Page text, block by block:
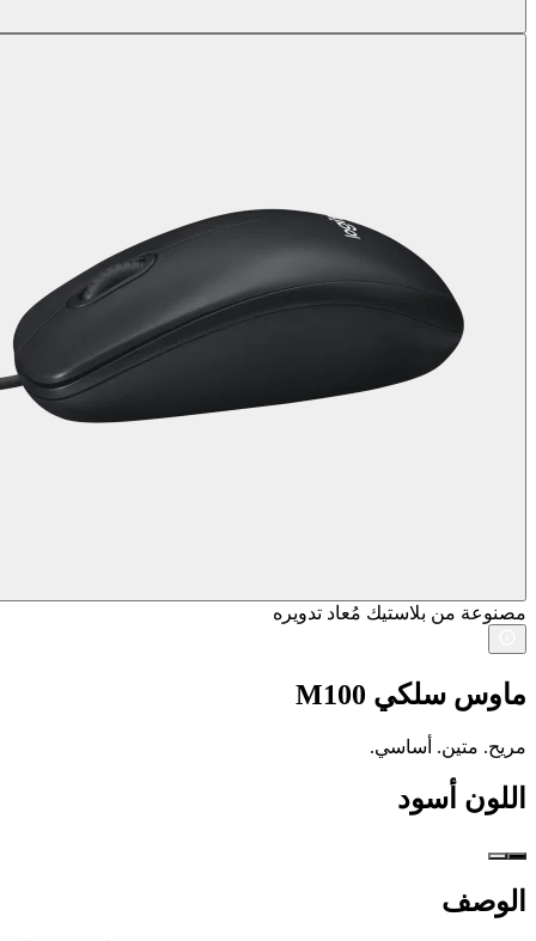
مصنوعة من بلاستيك مُعاد تدويره
ماوس سلكي M100
مريح. متين. أساسي.
اللون أسود
الوصف